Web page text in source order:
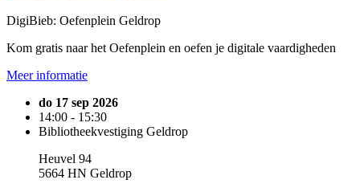
DigiBieb: Oefenplein Geldrop
Kom gratis naar het Oefenplein en oefen je digitale vaardigheden
Meer informatie
do 17 sep 2026
14:00 - 15:30
Bibliotheekvestiging Geldrop
Heuvel 94
5664 HN Geldrop